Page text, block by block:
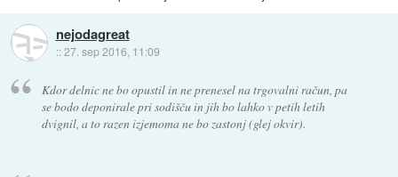
nejodagreat
::27. sep 2016, 11:09
Kdor delnic ne bo opustil in ne prenesel na trgovalni račun, pa
se bodo deponirale pri sodišču in jih bo lahko v petih letih
dvignil, a to razen izjemoma ne bo zastonj (glej okvir).